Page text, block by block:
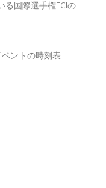
る国際選手権FCIの
ントの時刻表